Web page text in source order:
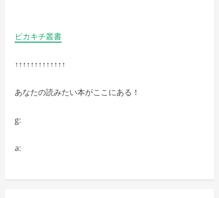
ピカキチ叢書
↑↑↑↑↑↑↑↑↑↑↑↑↑
あなたの読みたい本がここにある！
g:
a: